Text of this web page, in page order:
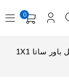
0
كابل باور ساتا 1X1